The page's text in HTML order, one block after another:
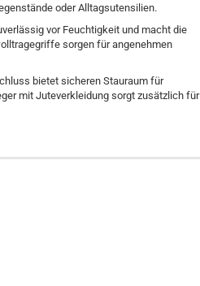
oder Alltagsutensilien.
vor Feuchtigkeit und macht die
sorgen für angenehmen
bietet sicheren Stauraum für
mit Juteverkleidung sorgt zusätzlich für